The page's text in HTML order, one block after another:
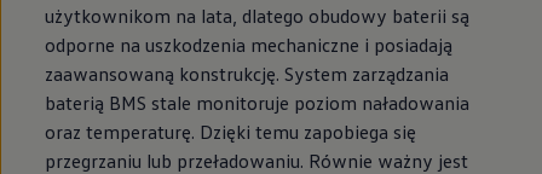
użytkownikom na lata, dlatego obudowy baterii są
odporne na uszkodzenia mechaniczne i posiadają
zaawansowaną konstrukcję. System zarządzania
baterią BMS stale monitoruje poziom naładowania
oraz temperaturę. Dzięki temu zapobiega się
przegrzaniu lub przeładowaniu. Równie ważny jest